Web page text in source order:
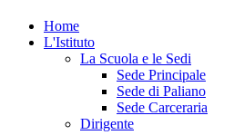
Home
L'Istituto
La Scuola e le Sedi
Sede Principale
Sede di Paliano
Sede Carceraria
Dirigente